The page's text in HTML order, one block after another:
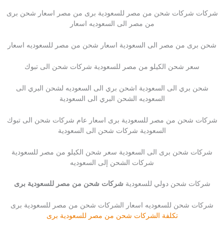
شركات شركات شحن من مصر للسعودية برى من مصر اسعار شحن برى
من مصر الى السعوديه اسعار
شحن برى من مصر الى السعودية اسعار شحن من مصر للسعوديه اسعار
سعر شحن الكيلو من مصر للسعودية شركات شحن الى تبوك
شحن بري الى السعودية اشحن بري الى السعوديه لشحن البري الى
السعوديه الشحن البري الى السعودية
شركات شحن من مصر للسعودية برى اسعار عام شركات شحن الى تبوك
السعودية شركات شحن الى السعودية
شركات شحن برى الى السعودية سعر شحن الكيلو من مصر للسعودية
شركات الشحن إلى السعوديه
شركات شحن دولي للسعودية شركات شحن من مصر للسعودية برى
شركات شحن للسعوديه اسعار الشركات شحن من مصر للسعودية برى
تكلفة الشركات شحن من مصر للسعودية برى